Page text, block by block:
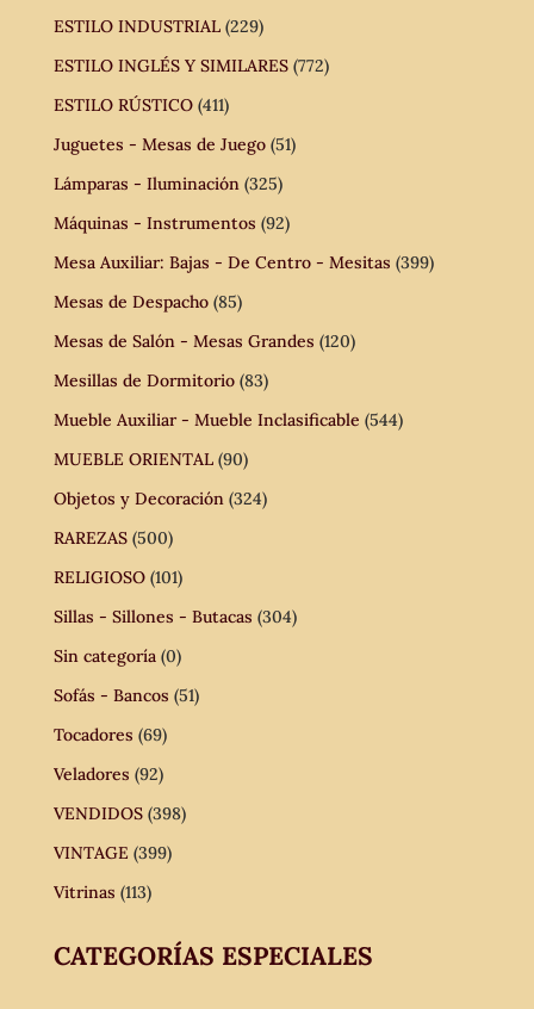
ESTILO INDUSTRIAL (229)
ESTILO INGLÉS Y SIMILARES (772)
ESTILO RÚSTICO (411)
Juguetes - Mesas de Juego (51)
Lámparas - Iluminación (325)
Máquinas - Instrumentos (92)
Mesa Auxiliar: Bajas - De Centro - Mesitas (399)
Mesas de Despacho (85)
Mesas de Salón - Mesas Grandes (120)
Mesillas de Dormitorio (83)
Mueble Auxiliar - Mueble Inclasificable (544)
MUEBLE ORIENTAL (90)
Objetos y Decoración (324)
RAREZAS (500)
RELIGIOSO (101)
Sillas - Sillones - Butacas (304)
Sin categoría (0)
Sofás - Bancos (51)
Tocadores (69)
Veladores (92)
VENDIDOS (398)
VINTAGE (399)
Vitrinas (113)
CATEGORÍAS ESPECIALES